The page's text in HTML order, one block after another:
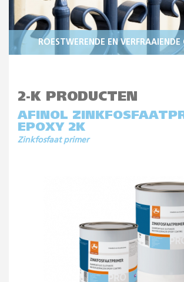
ROESTWERENDE EN
2-K PRODUCTEN
AFINOL
EPOXY 2K
Zinkfosfaat primer